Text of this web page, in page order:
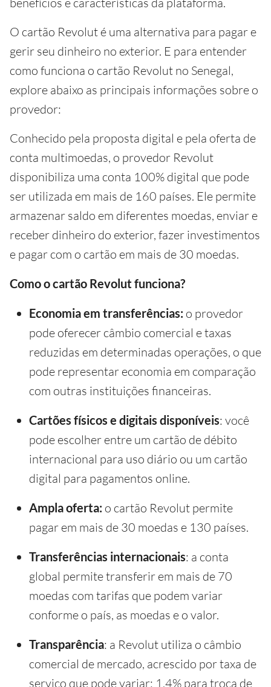
O cartão Revolut é uma alternativa para pagar e
gerir seu dinheiro no exterior. E para entender
como funciona o cartão Revolut no Senegal,
explore abaixo as principais informações sobre o
provedor:
Conhecido pela proposta digital e pela oferta de
conta multimoedas, o provedor Revolut
disponibiliza uma conta 100% digital que pode
ser utilizada em mais de 160 países. Ele permite
armazenar saldo em diferentes moedas, enviar e
receber dinheiro do exterior, fazer investimentos
e pagar com o cartão em mais de 30 moedas.
Como o cartão Revolut funciona?
Economia em transferências: o provedor
pode oferecer câmbio comercial e taxas
reduzidas em determinadas operações, o que
pode representar economia em comparação
com outras instituições financeiras.
Cartões físicos e digitais disponíveis: você
pode escolher entre um cartão de débito
internacional para uso diário ou um cartão
digital para pagamentos online.
Ampla oferta: o cartão Revolut permite
pagar em mais de 30 moedas e 130 países.
Transferências internacionais: a conta
global permite transferir em mais de 70
moedas com tarifas que podem variar
conforme o país, as moedas e o valor.
Transparência: a Revolut utiliza o câmbio
comercial de mercado, acrescido por taxa de
serviço que pode variar: 1,4% para troca de